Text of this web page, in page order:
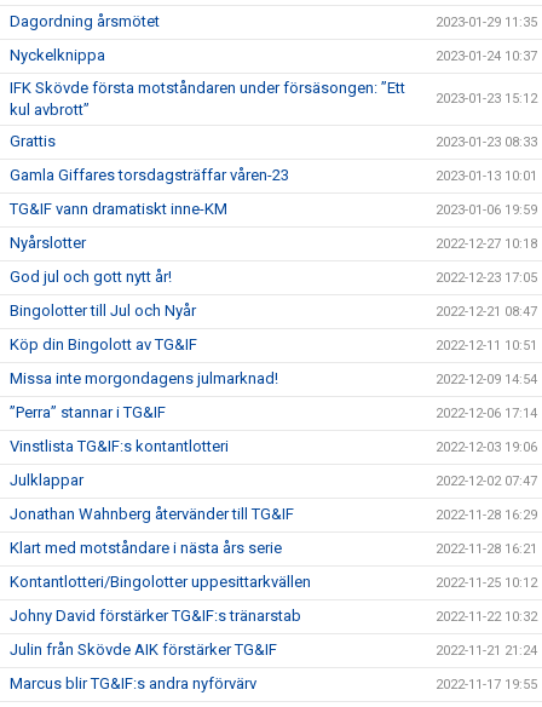
Dagordning årsmötet 2023-01-29 11:35
Nyckelknippa 2023-01-24 10:37
IFK Skövde första motståndaren under försäsongen: ”Ett
kul avbrott”
2023-01-23 15:12
Grattis 2023-01-23 08:33
Gamla Giffares torsdagsträffar våren-23 2023-01-13 10:01
TG&IF vann dramatiskt inne-KM 2023-01-06 19:59
Nyårslotter 2022-12-27 10:18
God jul och gott nytt år! 2022-12-23 17:05
Bingolotter till Jul och Nyår 2022-12-21 08:47
Köp din Bingolott av TG&IF 2022-12-11 10:51
Missa inte morgondagens julmarknad! 2022-12-09 14:54
”Perra” stannar i TG&IF 2022-12-06 17:14
Vinstlista TG&IF:s kontantlotteri 2022-12-03 19:06
Julklappar 2022-12-02 07:47
Jonathan Wahnberg återvänder till TG&IF 2022-11-28 16:29
Klart med motståndare i nästa års serie 2022-11-28 16:21
Kontantlotteri/Bingolotter uppesittarkvällen 2022-11-25 10:12
Johny David förstärker TG&IF:s tränarstab 2022-11-22 10:32
Julin från Skövde AIK förstärker TG&IF 2022-11-21 21:24
Marcus blir TG&IF:s andra nyförvärv 2022-11-17 19:55